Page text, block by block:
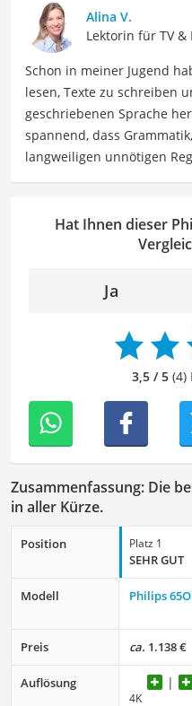
detaillierte
technische Analysen, um
sowohl informierte
die besten elektronischen
zu finden.
Der Philips-Fernseher 65
Sicht besonders
Technik-Enthusiasten.
Alina V.
Lektorin für TV &
Schon in meiner Jugend
lesen, Texte zu schreiben
geschriebenen Sprache
spannend, dass
langweiligen unnötigen
geschriebenen Wort als
einfließen zu lassen. Mit
ich unser Redaktionsteam
meinen Wissensschatz
mich täglich mit den
auseinanderzusetzen.
Hat Ihnen dieser
Ja
3,5 / 5(4)
Zusammenfassung: Die
in aller Kürze.
Position Platz 1
SEHR GUT
Modell Philips
Preis ca. 1.138 €
Auflösung
4K